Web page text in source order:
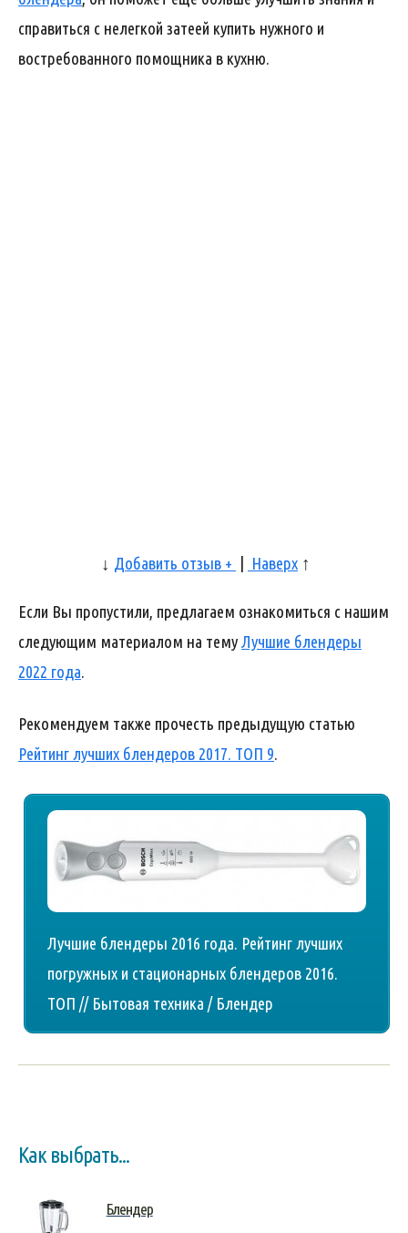
справиться с нелегкой затеей купить нужного и
востребованного помощника в кухню.
↓ Добавить отзыв + Наверх ↑
Если Вы пропустили, предлагаем ознакомиться с нашим
следующим материалом на темуЛучшие блендеры
2022 года.
Рекомендуем также прочесть предыдущую статью
Рейтинг лучших блендеров 2017. ТОП 9.
Лучшие блендеры 2016 года. Рейтинг лучших
погружных и стационарных блендеров 2016.
ТОП // Бытовая техника / Блендер
Как выбрать...
Блендер